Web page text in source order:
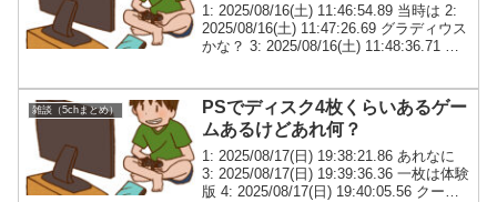
1: 2025/08/16(土) 11:46:54.89 当時は 2:
2025/08/16(土) 11:47:26.69 グラディウス
かな？ 3: 2025/08/16(土) 11:48:36.71 テ
雑談（5chまとめ）
PSでディスク4枚くらいあるゲー
ムあるけどあれ何？
1: 2025/08/17(日) 19:38:21.86 あれなに
3: 2025/08/17(日) 19:39:36.36 一枚は体験
版 4: 2025/08/17(日) 19:40:05.56 クーロ